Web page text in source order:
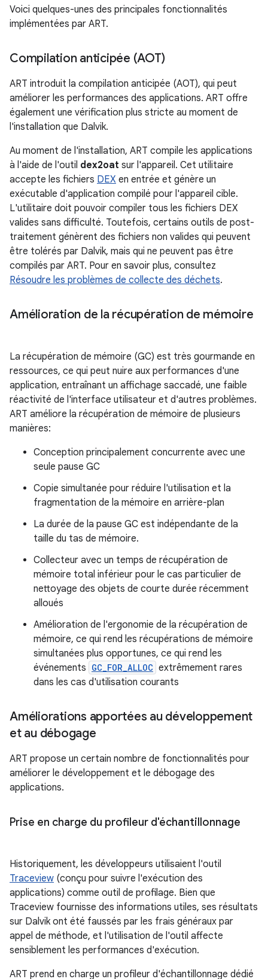
Voici quelques-unes des principales fonctionnalités
implémentées par ART.
Compilation anticipée (AOT)
ART introduit la compilation anticipée (AOT), qui peut
améliorer les performances des applications. ART offre
également une vérification plus stricte au moment de
l'installation que Dalvik.
Au moment de l'installation, ART compile les applications
à l'aide de l'outil dex2oat sur l'appareil. Cet utilitaire
accepte les fichiers DEX en entrée et génère un
exécutable d'application compilé pour l'appareil cible.
L'utilitaire doit pouvoir compiler tous les fichiers DEX
valides sans difficulté. Toutefois, certains outils de post-
traitement génèrent des fichiers non valides qui peuvent
être tolérés par Dalvik, mais qui ne peuvent pas être
compilés par ART. Pour en savoir plus, consultez
Résoudre les problèmes de collecte des déchets.
Amélioration de la récupération de mémoire
La récupération de mémoire (GC) est très gourmande en
ressources, ce qui peut nuire aux performances d'une
application, entraînant un affichage saccadé, une faible
réactivité de l'interface utilisateur et d'autres problèmes.
ART améliore la récupération de mémoire de plusieurs
manières:
Conception principalement concurrente avec une
seule pause GC
Copie simultanée pour réduire l'utilisation et la
fragmentation de la mémoire en arrière-plan
La durée de la pause GC est indépendante de la
taille du tas de mémoire.
Collecteur avec un temps de récupération de
mémoire total inférieur pour le cas particulier de
nettoyage des objets de courte durée récemment
alloués
Amélioration de l'ergonomie de la récupération de
mémoire, ce qui rend les récupérations de mémoire
simultanées plus opportunes, ce qui rend les
événements GC_FOR_ALLOC extrêmement rares
dans les cas d'utilisation courants
Améliorations apportées au développement
et au débogage
ART propose un certain nombre de fonctionnalités pour
améliorer le développement et le débogage des
applications.
Prise en charge du profileur d'échantillonnage
Historiquement, les développeurs utilisaient l'outil
Traceview (conçu pour suivre l'exécution des
applications) comme outil de profilage. Bien que
Traceview fournisse des informations utiles, ses résultats
sur Dalvik ont été faussés par les frais généraux par
appel de méthode, et l'utilisation de l'outil affecte
sensiblement les performances d'exécution.
ART prend en charge un profileur d'échantillonnage dédié